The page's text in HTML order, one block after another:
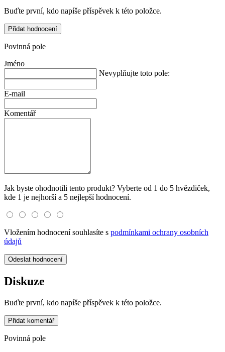
Buďte první, kdo napíše příspěvek k této položce.
Přidat hodnocení
Povinná pole
Jméno
Nevyplňujte toto pole:
E-mail
Komentář
Jak byste ohodnotili tento produkt? Vyberte od 1 do 5 hvězdiček,
kde 1 je nejhorší a 5 nejlepší hodnocení.
Vložením hodnocení souhlasíte s podmínkami ochrany osobních
údajů
Odeslat hodnocení
Diskuze
Buďte první, kdo napíše příspěvek k této položce.
Přidat komentář
Povinná pole